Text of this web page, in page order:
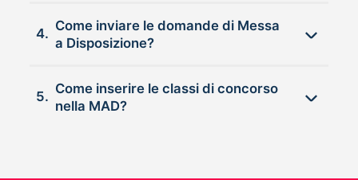
4.
Come inviare le domande di Messa
a Disposizione?
5.
Come inserire le classi di concorso
nella MAD?